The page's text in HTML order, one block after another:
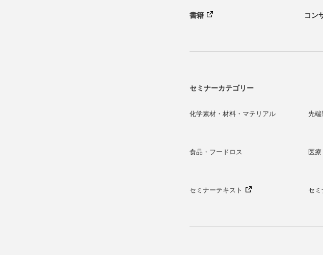
書籍 コン
セミナーカテゴリー
化学素材・材料・マテリアル 先端
食品・フードロス 医
セミナーテキスト セ